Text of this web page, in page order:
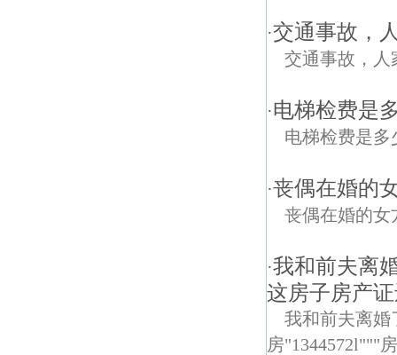
·交通事故，
交通事故，人
·电梯检费是
电梯检费是多
·丧偶在婚的
丧偶在婚的女
·我和前夫离
这房子房产
我和前夫离婚
房"1344572l"""